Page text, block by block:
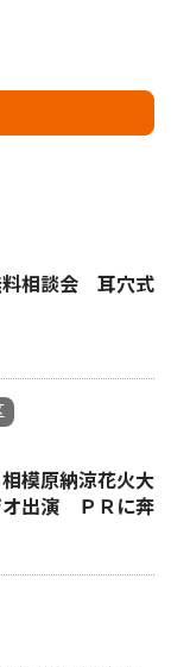
相談会 耳穴式
模原納涼花火大
オ出演 ＰＲに奔